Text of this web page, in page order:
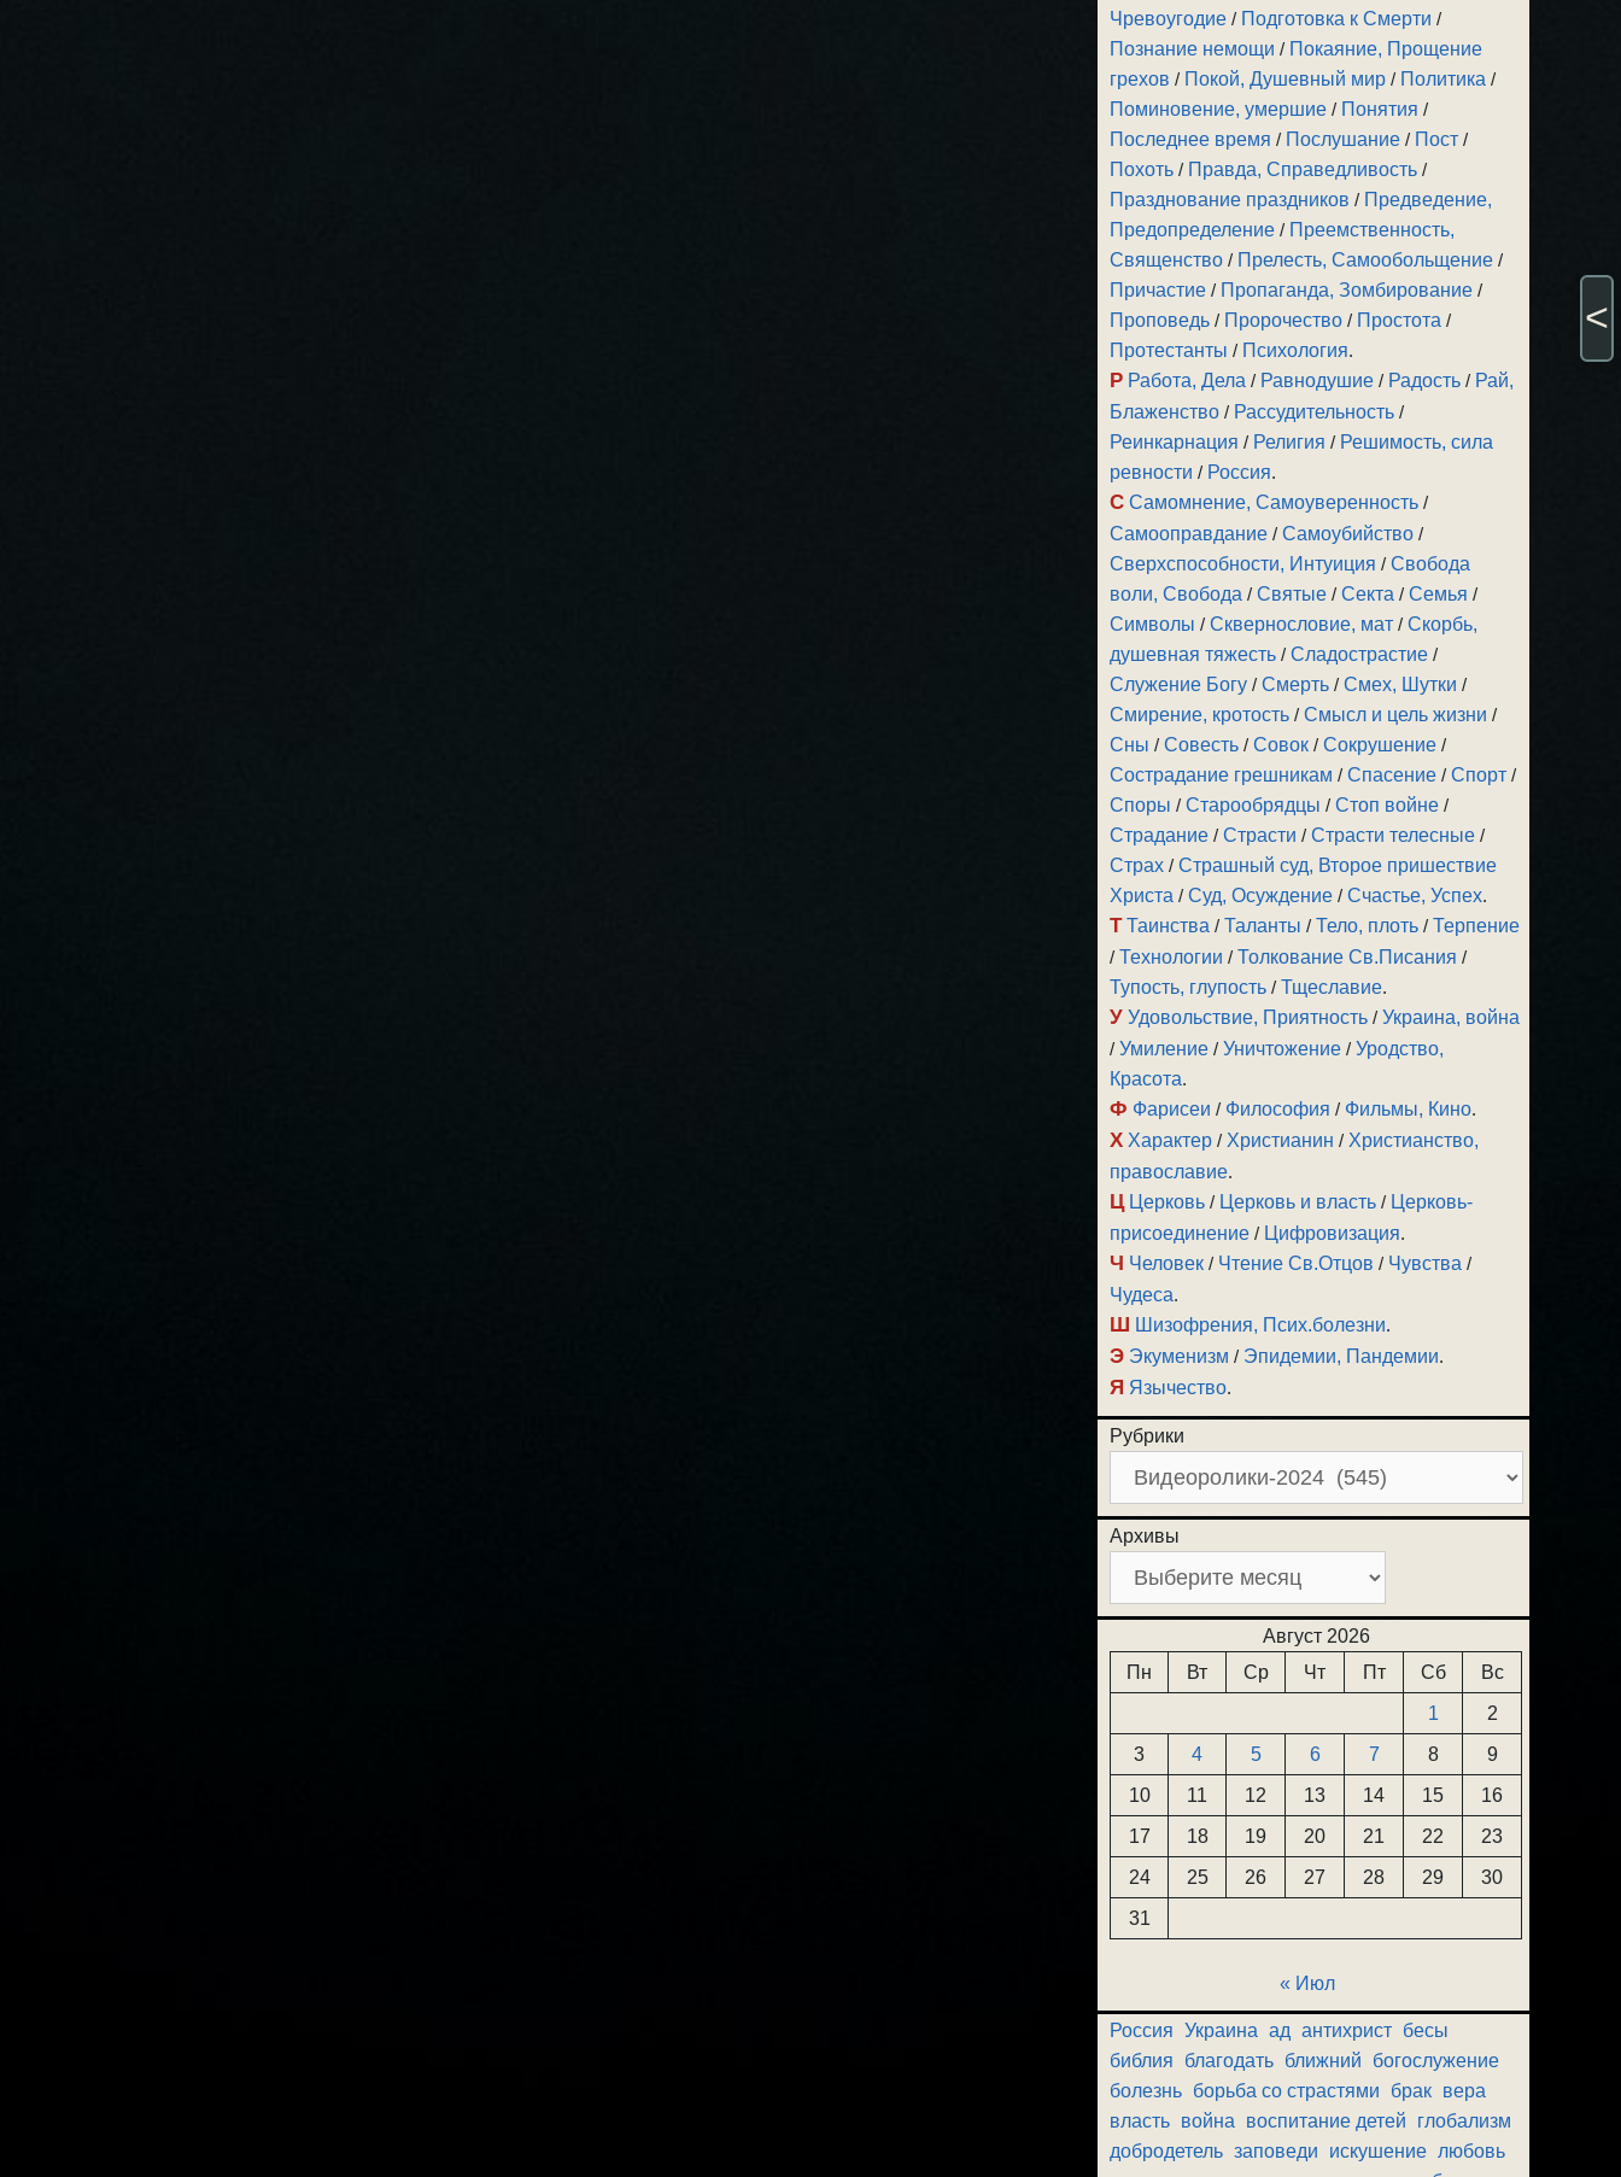
Чревоугодие / Подготовка к Смерти /
Познание немощи / Покаяние, Прощение
грехов / Покой, Душевный мир / Политика /
Поминовение, умершие / Понятия /
Последнее время / Послушание / Пост /
Похоть / Правда, Справедливость /
Празднование праздников / Предведение,
Предопределение / Преемственность,
Священство / Прелесть, Самообольщение /
Причастие / Пропаганда, Зомбирование /
Проповедь / Пророчество / Простота /
Протестанты / Психология.
Р Работа, Дела / Равнодушие / Радость / Рай,
Блаженство / Рассудительность /
Реинкарнация / Религия / Решимость, сила
ревности / Россия.
С Самомнение, Самоуверенность /
Самооправдание /Самоубийство /
Сверхспособности, Интуиция /Свобода
воли, Свобода /Святые /Секта /Семья /
Символы /Сквернословие, мат /Скорбь,
душевная тяжесть /Сладострастие /
Служение Богу /Смерть /Смех, Шутки /
Смирение, кротость /Смысл и цель жизни /
Сны /Совесть /Совок /Сокрушение /
Сострадание грешникам /Спасение /Спорт /
Споры /Старообрядцы /Стоп войне /
Страдание /Страсти /Страсти телесные /
Страх /Страшный суд, Второе пришествие
Христа /Суд, Осуждение /Счастье, Успех.
Т Таинства /Таланты /Тело, плоть /Терпение
/Технологии /Толкование Св.Писания /
Тупость, глупость /Тщеславие.
У Удовольствие, Приятность /Украина, война
/Умиление /Уничтожение /Уродство,
Красота.
Ф Фарисеи / Философия / Фильмы, Кино.
Х Характер / Христианин / Христианство,
православие.
Ц Церковь / Церковь и власть / Церковь-
присоединение / Цифровизация.
Ч Человек / Чтение Св.Отцов / Чувства /
Чудеса.
Ш Шизофрения, Псих.болезни.
Э Экуменизм / Эпидемии, Пандемии.
Я Язычество.
Рубрики
Архивы
Август 2026
Пн
Вт Ср Чт Пт Сб
Вс
1
2
3
4 5 6 7 8
9
10
11 12 13 14 15
16
17
18 19 20 21 22
23
24
25 26 27 28 29
30
31
« Июл
Россия Украина ад антихрист бесы
библия
благодать ближний
богослужение
болезнь борьба со страстями брак вера
власть война воспитание детей
глобализм
добродетель заповеди искушение любовь
<